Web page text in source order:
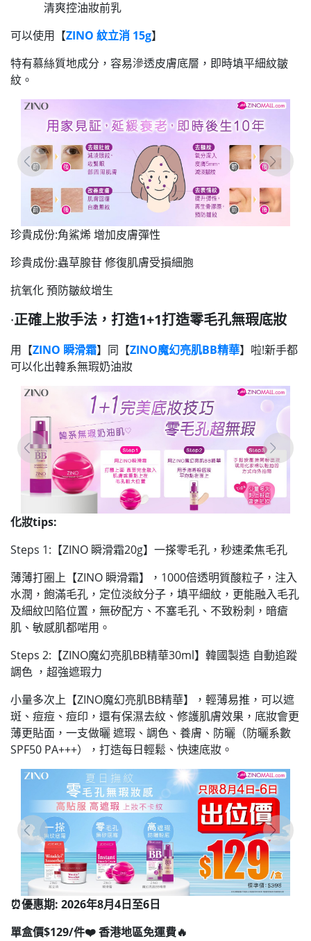
清爽控油妝前乳
可以使用【ZINO 紋立消 15g】
特有慕絲質地成分，容易滲透皮膚底層，即時填平細紋皺
紋。
珍貴成份:角鯊烯 增加皮膚彈性
珍貴成份:蟲草腺苷 修復肌膚受損細胞
抗氧化 預防皺紋增生
·正確上妝手法，打造1+1打造零毛孔無瑕底妝
用【ZINO 瞬滑霜】同【ZINO魔幻亮肌BB精華】啦!新手都
可以化出韓系無瑕奶油妝
化妝tips:
Steps 1:【ZINO 瞬滑霜20g】一搽零毛孔，秒速柔焦毛孔
薄薄打圈上【ZINO 瞬滑霜】，1000倍透明質酸粒子，注入
水潤，飽滿毛孔 ，定位淡紋分子，填平細紋， 更能融入毛孔
及細紋凹陷位置 ，無矽配方、不塞毛孔、不致粉刺，暗瘡
肌、敏感肌都啱用。
Steps 2:【ZINO魔幻亮肌BB精華30ml】韓國製造 自動追蹤
調色 ，超強遮瑕力
小量多次上【ZINO魔幻亮肌BB精華】，輕薄易推 ，可以遮
斑、痘痘、痘印，還有保濕去紋、修護肌膚效果， 底妝會更
薄更貼面 ，一支做曬 遮瑕、調色、養膚、防曬（防曬系數
SPF50 PA+++），打造每日輕鬆、快速底妝。
⏰優惠期: 2026年8月4日至6日
單盒價$129/件❤️ 香港地區免運費🔥